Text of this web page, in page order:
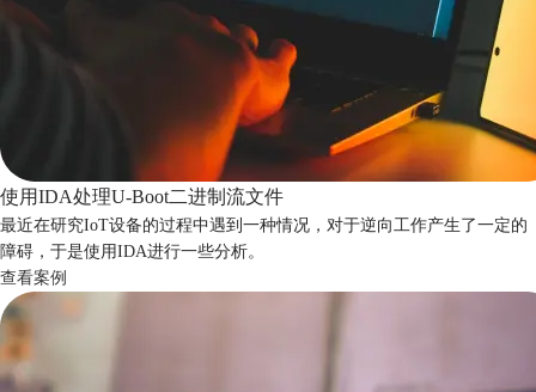
使用IDA处理U-Boot二进制流文件
最近在研究IoT设备的过程中遇到一种情况，对于逆向工作产生了一定的
障碍，于是使用IDA进行一些分析。
查看案例